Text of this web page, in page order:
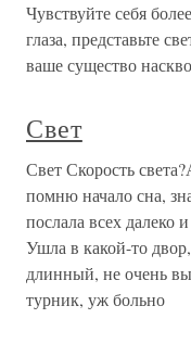
Чувствуйте себя
глаза, представьте
ваше существо
Свет
Свет Скорость
помню начало сна,
послала всех далеко
Ушла в какой-то
длинный, не очень
турник, уж больно